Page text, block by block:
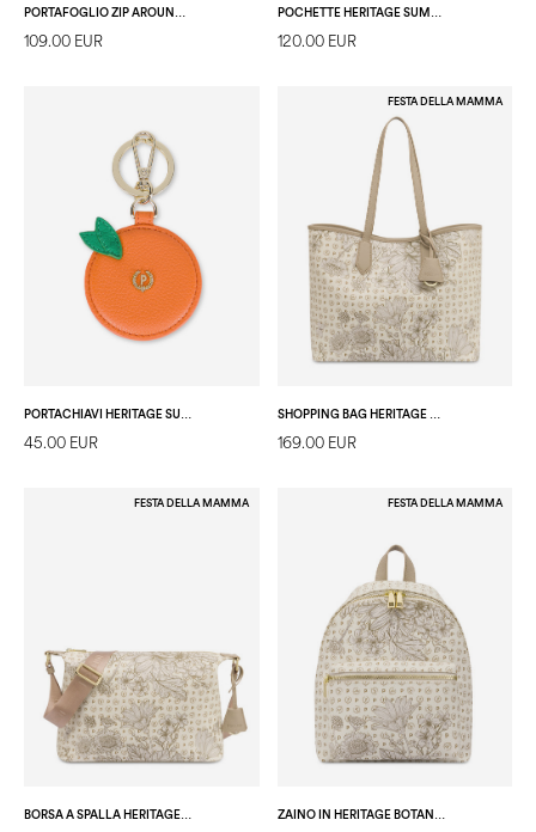
109.00 EUR 120.00 EUR
45.00 EUR
FESTA DELLA MAMMA
169.00 EUR
FESTA DELLA MAMMA
BORSA A SPALLA HERITAGE BOTANICAL AVORIO/GHIACCIO
FESTA DELLA MAMMA
ZAINO IN HERITAGE BOTANICAL AVORIO/GHIACCIO